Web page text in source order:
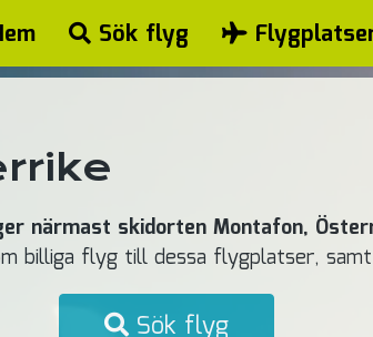
Sök flyg
närmast skidorten Montafon,
billiga flyg till dessa flygplatser, samt
Sök flyg